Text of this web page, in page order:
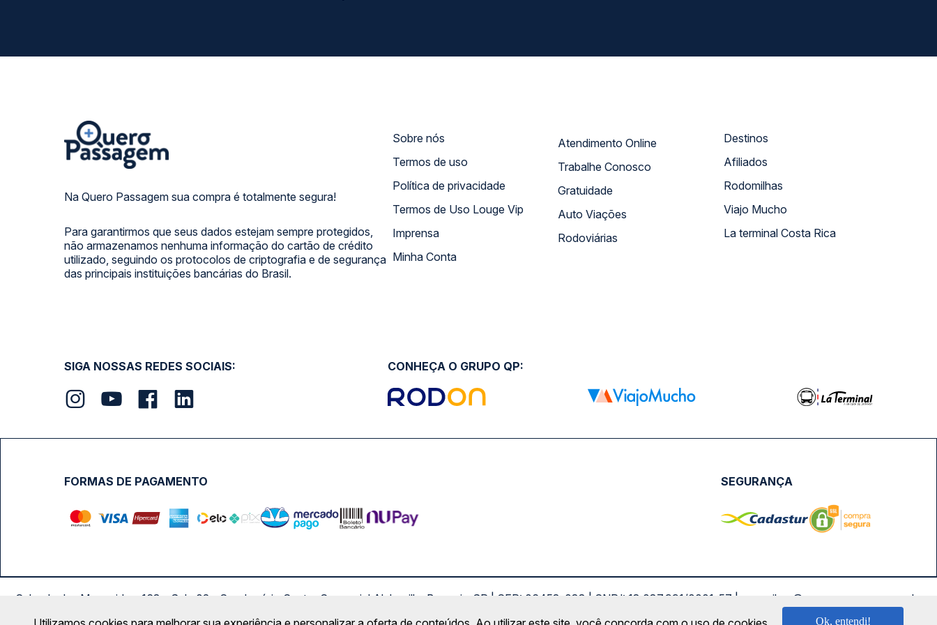
Na Quero Passagem sua compra é totalmente segura!
Para garantirmos que seus dados estejam sempre protegidos,
não armazenamos nenhuma informação do cartão de crédito
utilizado, seguindo os protocolos de criptografia e de segurança
das principais instituições bancárias do Brasil.
Sobre nós
Termos de uso
Política de privacidade
Termos de Uso Louge Vip
Imprensa
Minha Conta
Atendimento Online
Trabalhe Conosco
Gratuidade
Auto Viações
Rodoviárias
Destinos
Afiliados
Rodomilhas
Viajo Mucho
La terminal Costa Rica
SIGA NOSSAS REDES SOCIAIS: CONHEÇA O GRUPO QP:
FORMAS DE PAGAMENTO SEGURANÇA
Calçada das Margaridas, 163 - Sala 02 - Condomínio Centro Comercial Alphaville, Barueri - SP | CEP: 06453-038 | CNPJ: 18.087.991/0001-57 | saconibus@queropassagem.com.br
Copyright 2026 © QueroPassagem.com.br
Ok, entendi!